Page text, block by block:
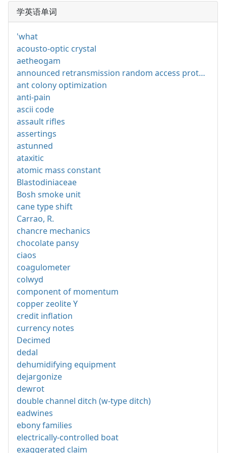
学英语单词
'what
acousto-optic crystal
aetheogam
announced retransmission random access protocol
ant colony optimization
anti-pain
ascii code
assault rifles
assertings
astunned
ataxitic
atomic mass constant
Blastodiniaceae
Bosh smoke unit
cane type shift
Carrao, R.
chancre mechanics
chocolate pansy
ciaos
coagulometer
colwyd
component of momentum
copper zeolite Y
credit inflation
currency notes
Decimed
dedal
dehumidifying equipment
dejargonize
dewrot
double channel ditch (w-type ditch)
eadwines
ebony families
electrically-controlled boat
exaggerated claim